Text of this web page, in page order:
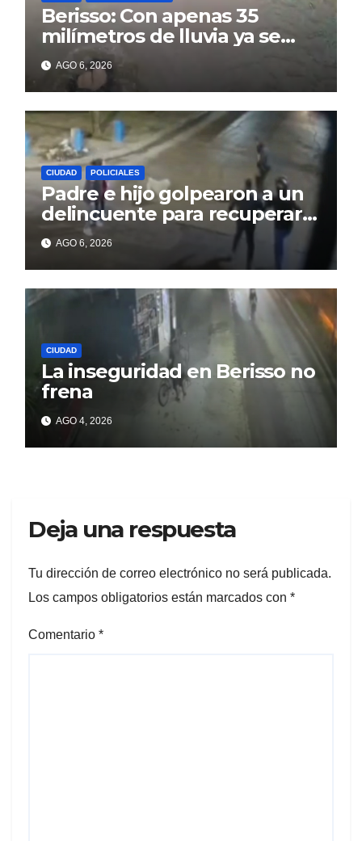
Berisso: Con apenas 35
milímetros de lluvia ya se
sienten los problemas
AGO 6, 2026
CIUDAD POLICIALES
Padre e hijo golpearon a un
delincuente para recuperar
un celular robado en Berisso
AGO 6, 2026
CIUDAD
La inseguridad en Berisso no
frena
AGO 4, 2026
Deja una respuesta
Tu dirección de correo electrónico no será publicada.
Los campos obligatorios están marcados con *
Comentario *